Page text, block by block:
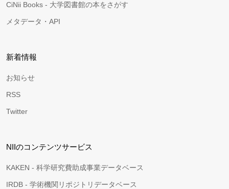
CiNii Books - 大学図書館の本をさがす
メタデータ・API
新着情報
お知らせ
RSS
Twitter
NIIのコンテンツサービス
KAKEN - 科学研究費助成事業データベース
IRDB - 学術機関リポジトリデータベース